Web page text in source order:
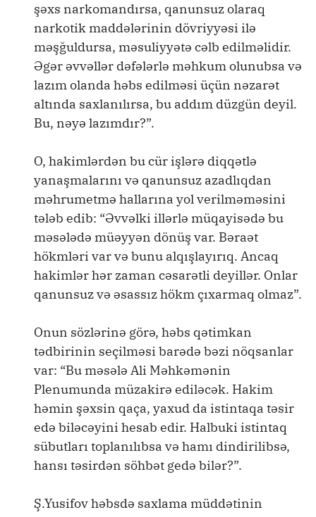
şəxs narkomandırsa, qanunsuz olaraq
narkotik maddələrinin dövriyyəsi ilə
məşğuldursa, məsuliyyətə cəlb edilməlidir.
Əgər əvvəllər dəfələrlə məhkum olunubsa və
lazım olanda həbs edilməsi üçün nəzarət
altında saxlanılırsa, bu addım düzgün deyil.
Bu, nəyə lazımdır?”.
O, hakimlərdən bu cür işlərə diqqətlə
yanaşmalarını və qanunsuz azadlıqdan
məhrumetmə hallarına yol verilməməsini
tələb edib: “Əvvəlki illərlə müqayisədə bu
məsələdə müəyyən dönüş var. Bəraət
hökmləri var və bunu alqışlayırıq. Ancaq
hakimlər hər zaman cəsarətli deyillər. Onlar
qanunsuz və əsassız hökm çıxarmaq olmaz”.
Onun sözlərinə görə, həbs qətimkan
tədbirinin seçilməsi barədə bəzi nöqsanlar
var: “Bu məsələ Ali Məhkəmənin
Plenumunda müzakirə ediləcək. Hakim
həmin şəxsin qaça, yaxud da istintaqa təsir
edə biləcəyini hesab edir. Halbuki istintaq
sübutları toplanılıbsa və hamı dindirilibsə,
hansı təsirdən söhbət gedə bilər?”.
Ş.Yusifov həbsdə saxlama müddətinin